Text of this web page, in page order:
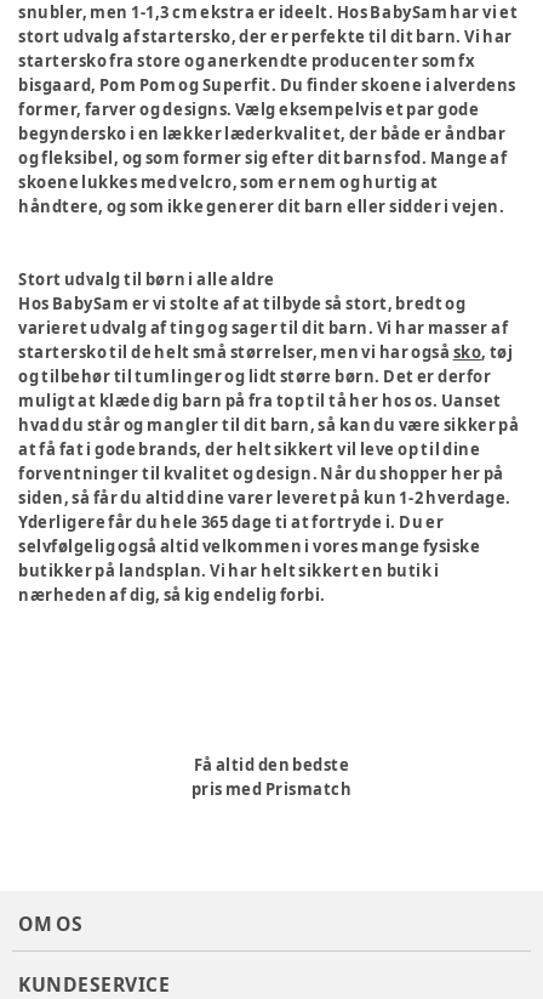
snubler, men 1-1,3 cm ekstra er ideelt. Hos BabySam har vi et
stort udvalg af startersko, der er perfekte til dit barn. Vi har
startersko fra store og anerkendte producenter som fx
bisgaard, Pom Pom og Superfit. Du finder skoene i alverdens
former, farver og designs. Vælg eksempelvis et par gode
begyndersko i en lækker læderkvalitet, der både er åndbar
og fleksibel, og som former sig efter dit barns fod. Mange af
skoene lukkes med velcro, som er nem og hurtig at
håndtere, og som ikke generer dit barn eller sidder i vejen.
Stort udvalg til børn i alle aldre
Hos BabySam er vi stolte af at tilbyde så stort, bredt og
varieret udvalg af ting og sager til dit barn. Vi har masser af
startersko til de helt små størrelser, men vi har også sko, tøj
og tilbehør til tumlinger og lidt større børn. Det er derfor
muligt at klæde dig barn på fra top til tå her hos os. Uanset
hvad du står og mangler til dit barn, så kan du være sikker på
at få fat i gode brands, der helt sikkert vil leve op til dine
forventninger til kvalitet og design. Når du shopper her på
siden, så får du altid dine varer leveret på kun 1-2 hverdage.
Yderligere får du hele 365 dage ti at fortryde i. Du er
selvfølgelig også altid velkommen i vores mange fysiske
butikker på landsplan. Vi har helt sikkert en butik i
nærheden af dig, så kig endelig forbi.
Få altid den bedste
pris med Prismatch
OM OS
KUNDESERVICE